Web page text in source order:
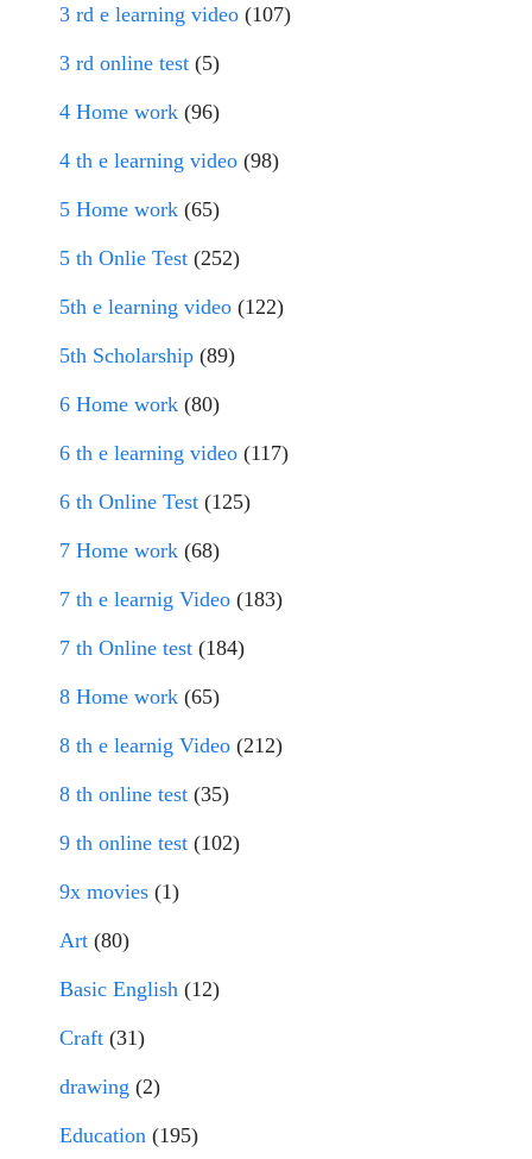
3 rd e learning video (107)
3 rd online test (5)
4 Home work (96)
4 th e learning video (98)
5 Home work (65)
5 th Onlie Test (252)
5th e learning video (122)
5th Scholarship (89)
6 Home work (80)
6 th e learning video (117)
6 th Online Test (125)
7 Home work (68)
7 th e learnig Video (183)
7 th Online test (184)
8 Home work (65)
8 th e learnig Video (212)
8 th online test (35)
9 th online test (102)
9x movies (1)
Art (80)
Basic English (12)
Craft (31)
drawing (2)
Education (195)